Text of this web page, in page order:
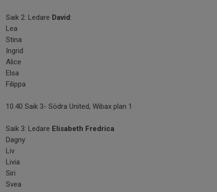
Saik 2: Ledare David:
Lea
Stina
Ingrid
Alice
Elsa
Filippa
10.40 Saik 3- Södra United, Wibax plan 1
Saik 3: Ledare Elisabeth Fredrica
Dagny
Liv
Livia
Siri
Svea